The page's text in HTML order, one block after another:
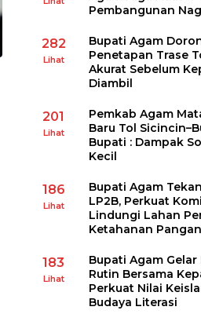
Pembangunan
282
Lihat
Bupati Agam
Penetapan Trase
Akurat Sebelum
Diambil
201
Lihat
Pemkab Agam
Baru Tol
Bupati : Dampak
Kecil
186
Lihat
Bupati Agam
LP2B, Perkuat
Lindungi Lahan
Ketahanan Pangan
183
Lihat
Bupati Agam
Rutin Bersama
Perkuat Nilai
Budaya Literasi